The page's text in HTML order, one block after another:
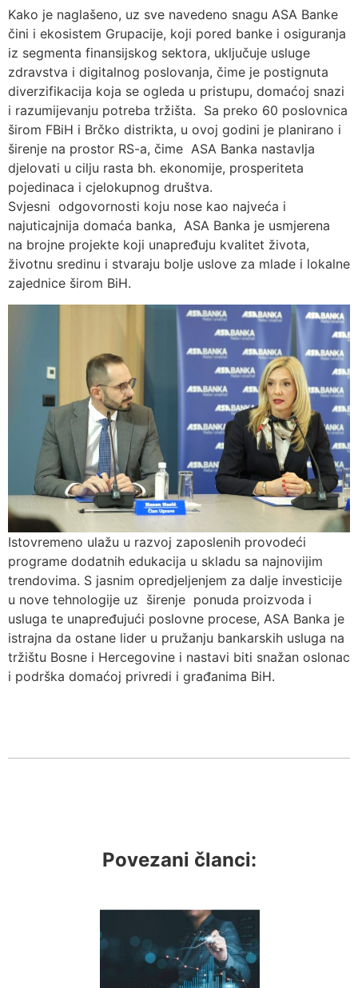
Kako je naglašeno, uz sve navedeno snagu ASA Banke
čini i ekosistem Grupacije, koji pored banke i osiguranja
iz segmenta finansijskog sektora, uključuje usluge
zdravstva i digitalnog poslovanja, čime je postignuta
diverzifikacija koja se ogleda u pristupu, domaćoj snazi
i razumijevanju potreba tržišta. Sa preko 60 poslovnica
širom FBiH i Brčko distrikta, u ovoj godini je planirano i
širenje na prostor RS-a, čime ASA Banka nastavlja
djelovati u cilju rasta bh. ekonomije, prosperiteta
pojedinaca i cjelokupnog društva.
Svjesni odgovornosti koju nose kao najveća i
najuticajnija domaća banka, ASA Banka je usmjerena
na brojne projekte koji unapređuju kvalitet života,
životnu sredinu i stvaraju bolje uslove za mlade i lokalne
zajednice širom BiH.
Istovremeno ulažu u razvoj zaposlenih provodeći
programe dodatnih edukacija u skladu sa najnovijim
trendovima. S jasnim opredjeljenjem za dalje investicije
u nove tehnologije uz širenje ponuda proizvoda i
usluga te unapređujući poslovne procese, ASA Banka je
istrajna da ostane lider u pružanju bankarskih usluga na
tržištu Bosne i Hercegovine i nastavi biti snažan oslonac
i podrška domaćoj privredi i građanima BiH.
Povezani članci: